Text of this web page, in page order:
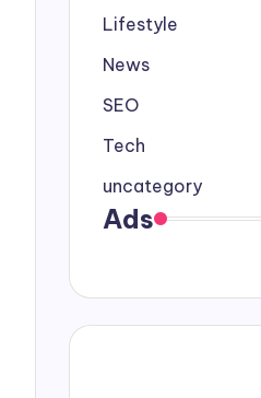
Lifestyle
News
SEO
Tech
uncategory
Ads